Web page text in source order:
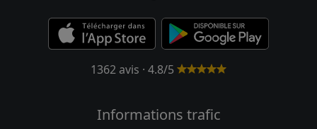
1362 avis · 4.8/5
Informations trafic